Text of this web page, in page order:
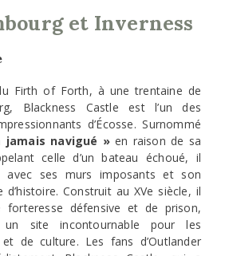
et Inverness
Firth of Forth, à une trentaine de
Blackness Castle est l’un des
d’Écosse. Surnommé
jamais navigué »en raison de sa
celle d’un bateau échoué, il
avec ses murs imposants et son
Construit au XVe siècle, il
forteresse défensive et de prison,
site incontournable pour les
et de culture. Les fans d’Outlander